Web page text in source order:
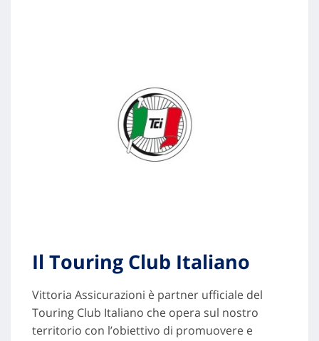
Il Touring Club Italiano
Vittoria Assicurazioni è partner ufficiale del
Touring Club Italiano che opera sul nostro
territorio con l’obiettivo di promuovere e